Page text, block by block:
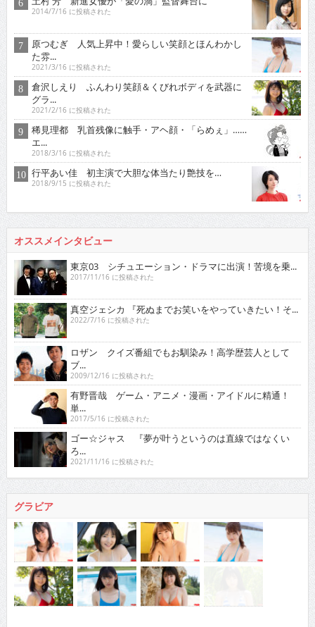
2014/7/16 に投稿された
原つむぎ 人気上昇中！愛らしい笑顔とほんわかし
た雰...
2021/3/16 に投稿された
倉沢しえり ふんわり笑顔＆くびれボディを武器に
グラ...
2021/2/16 に投稿された
稀見理都 乳首残像に触手・アヘ顔・「らめぇ」……
エ...
2018/3/16 に投稿された
行平あい佳 初主演で大胆な体当たり艶技を…
2018/9/15 に投稿された
オススメインタビュー
東京03 シチュエーション・ドラマに出演！苦境を乗...
2017/11/16 に投稿された
真空ジェシカ 『死ぬまでお笑いをやっていきたい！そ...
2022/7/16 に投稿された
ロザン クイズ番組でもお馴染み！高学歴芸人として
ブ...
2009/12/16 に投稿された
有野晋哉 ゲーム・アニメ・漫画・アイドルに精通！
単...
2017/5/16 に投稿された
ゴー☆ジャス 『夢が叶うというのは直線ではなくい
ろ...
2021/11/16 に投稿された
グラビア